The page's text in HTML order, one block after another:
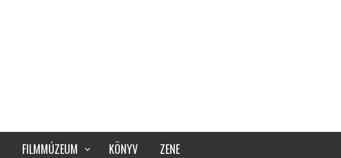
FILMMÚZEUM KÖNYV ZENE